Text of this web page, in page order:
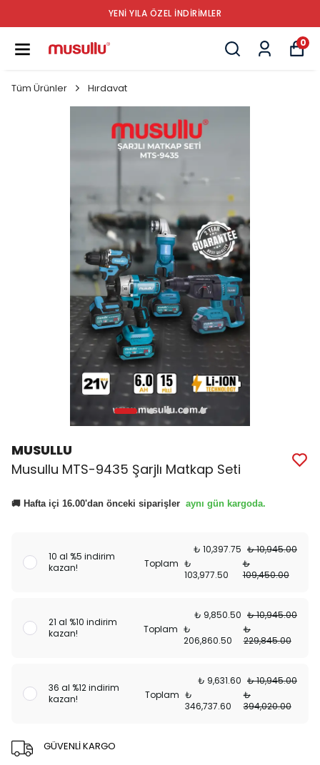
YENİ YILA ÖZEL İNDİRİMLER
0
Tüm Ürünler Hırdavat
MUSULLU
Musullu MTS-9435 Şarjlı Matkap Seti
🚚 Hafta içi 16.00'dan önceki siparişler aynı gün kargoda.
10 al %5 indirim
kazan!
₺ 10,397.75 ₺ 10,945.00
Toplam ₺
103,977.50
₺
109,450.00
21 al %10 indirim
kazan!
₺ 9,850.50 ₺ 10,945.00
Toplam ₺
206,860.50
₺
229,845.00
36 al %12 indirim
kazan!
₺ 9,631.60 ₺ 10,945.00
Toplam ₺
346,737.60
₺
394,020.00
GÜVENLİ KARGO